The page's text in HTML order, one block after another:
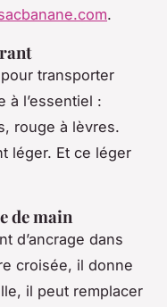
.
transporter
à l’essentiel :
rouge à lèvres.
léger. Et ce léger
de main
d’ancrage dans
croisée, il donne
il peut remplacer